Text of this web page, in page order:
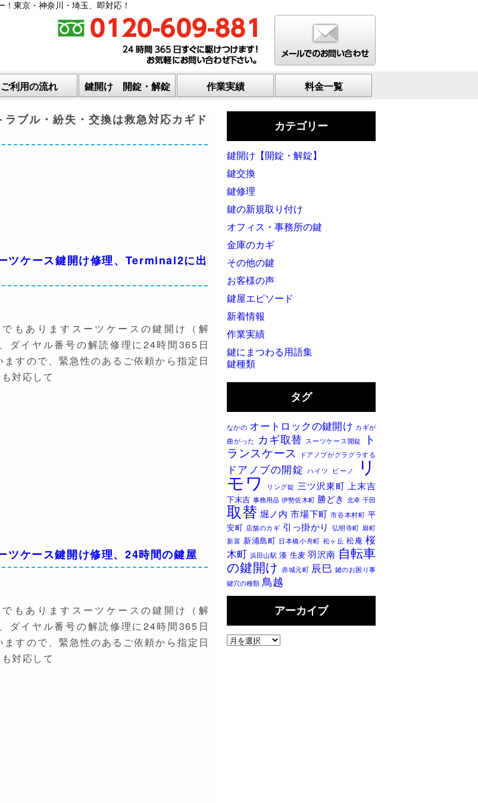
東京・神奈川・埼玉、即対応！
ご利用の流れ 鍵開け 開錠・解錠 作業実績 料金一覧
ブル・紛失・交換は救急対応カギド
ツケース鍵開け修理、Terminal2に出
もありますスーツケースの鍵開け（解
ダイヤル番号の解読修理に24時間365日
ますので、緊急性のあるご依頼から指定日
対応して
ツケース鍵開け修理、24時間の鍵屋
もありますスーツケースの鍵開け（解
ダイヤル番号の解読修理に24時間365日
ますので、緊急性のあるご依頼から指定日
対応して
カテゴリー
鍵開け【開錠・解錠】
鍵交換
鍵修理
鍵の新規取り付け
オフィス・事務所の鍵
金庫のカギ
その他の鍵
お客様の声
鍵屋エピソード
新着情報
作業実績
鍵にまつわる用語集
鍵種類
タグ
なかの オートロックの鍵開け カギが
曲がった カギ取替 スーツケース開錠
ト
ランスケース
ドアノブがグラグラする
ドアノブの開錠 ハイツ ビーノ
リ
モワ
リング錠 三ツ沢東町 上末吉
下末吉 事務用品 伊勢佐木町 勝どき 北幸 千田
取替 堀ノ内 市場下町 市谷本村町 平
安町 店舗のカギ 引っ掛かり 弘明寺町
扇町
新富
新浦島町 日本橋小舟町 松ヶ丘 松庵 桜
木町 浜田山駅 湊 生麦 羽沢南 自転車
の鍵開け
赤城元町 辰巳 鍵のお困り事
鍵穴の種類 鳥越
アーカイブ
ア